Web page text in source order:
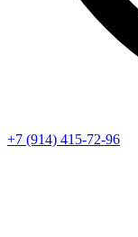
+7 (914) 415-72-96